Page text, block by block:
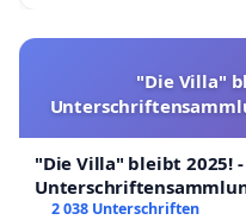
"Die Villa"
"Die Villa" bleibt 2025!
2 038 Unterschriften